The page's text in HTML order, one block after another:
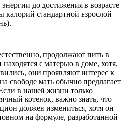
до достижения в возрасте
калорий стандартной взрослой
продолжают пить в
с матерью в доме, хотя,
они проявляют интерес к
свободе мать обычно предлагает
в нашей жизни только
котенок, важно знать, что
должен измениться, хотя он
на формуле, разработанной